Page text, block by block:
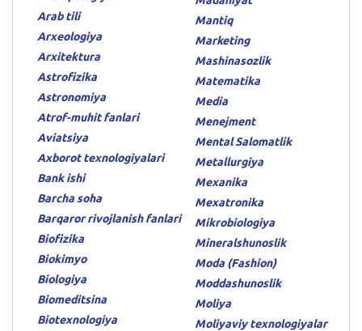
Arab tili
Arxeologiya
Arxitektura
Astrofizika
Astronomiya
Atrof-muhit fanlari
Aviatsiya
Axborot texnologiyalari
Bank ishi
Barcha soha
Barqaror rivojlanish fanlari
Biofizika
Biokimyo
Biologiya
Biomeditsina
Biotexnologiya
Mantiq
Marketing
Mashinasozlik
Matematika
Media
Menejment
Mental Salomatlik
Metallurgiya
Mexanika
Mexatronika
Mikrobiologiya
Mineralshunoslik
Moda (Fashion)
Moddashunoslik
Moliya
Moliyaviy texnologiyalar